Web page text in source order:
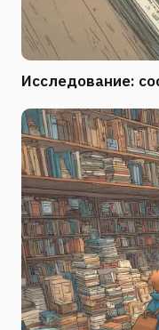
Исследование: